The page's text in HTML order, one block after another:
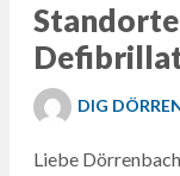
DIG
Liebe